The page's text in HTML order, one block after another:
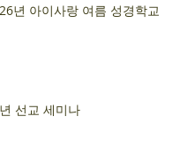
년 아이사랑 여름 성경학교
선교 세미나